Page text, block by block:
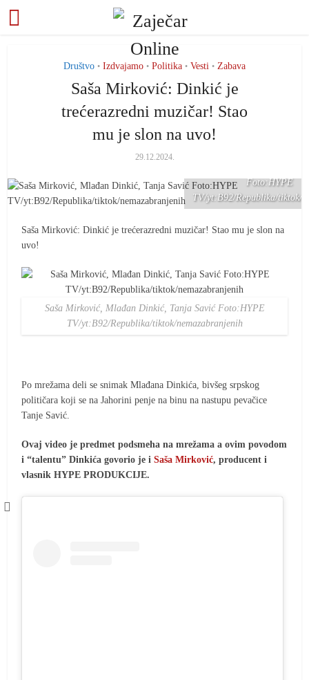
Društvo • Izdvajamo • Politika • Vesti • Zabava
Saša Mirković: Dinkić je
trećerazredni muzičar! Stao
mu je slon na uvo!
29.12.2024.
Foto:HYPE
TV/yt:B92/Republika/tiktok/
Saša Mirković: Dinkić je trećerazredni muzičar! Stao mu je slon na
uvo!
Saša Mirković, Mlađan Dinkić, Tanja Savić Foto:HYPE
TV/yt:B92/Republika/tiktok/nemazabranjenih
Po mrežama deli se snimak Mlađana Dinkića, bivšeg srpskog
političara koji se na Jahorini penje na binu na nastupu pevačice
Tanje Savić.
Ovaj video je predmet podsmeha na mrežama a ovim povodom
i “talentu” Dinkića govorio je iSaša Mirković, producent i
vlasnik HYPE PRODUKCIJE.